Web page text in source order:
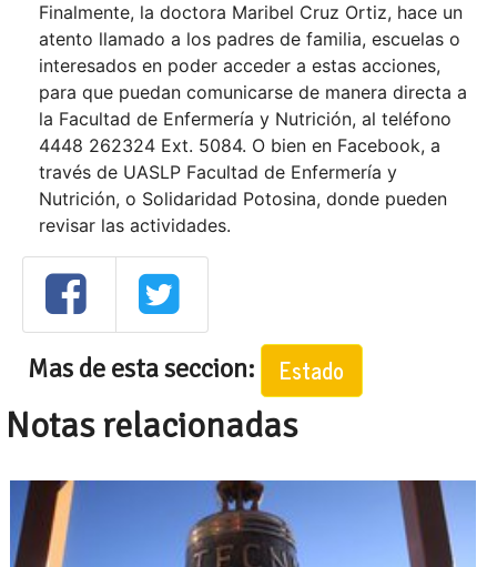
Finalmente, la doctora Maribel Cruz Ortiz, hace un
atento llamado a los padres de familia, escuelas o
interesados en poder acceder a estas acciones,
para que puedan comunicarse de manera directa a
la Facultad de Enfermería y Nutrición, al teléfono
4448 262324 Ext. 5084. O bien en Facebook, a
través de UASLP Facultad de Enfermería y
Nutrición, o Solidaridad Potosina, donde pueden
revisar las actividades.
Mas de esta seccion: Estado
Notas relacionadas